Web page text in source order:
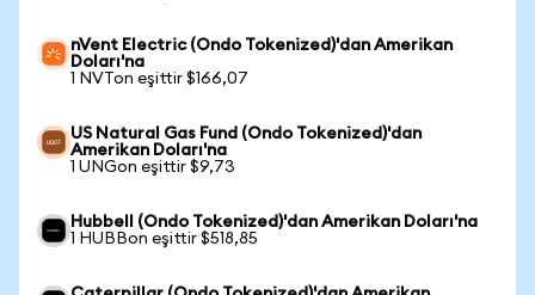
nVent Electric (Ondo Tokenized)'dan Amerikan
Doları'na
1 NVTon eşittir $166,07
US Natural Gas Fund (Ondo Tokenized)'dan
Amerikan Doları'na
1 UNGon eşittir $9,73
Hubbell (Ondo Tokenized)'dan Amerikan Doları'na
1 HUBBon eşittir $518,85